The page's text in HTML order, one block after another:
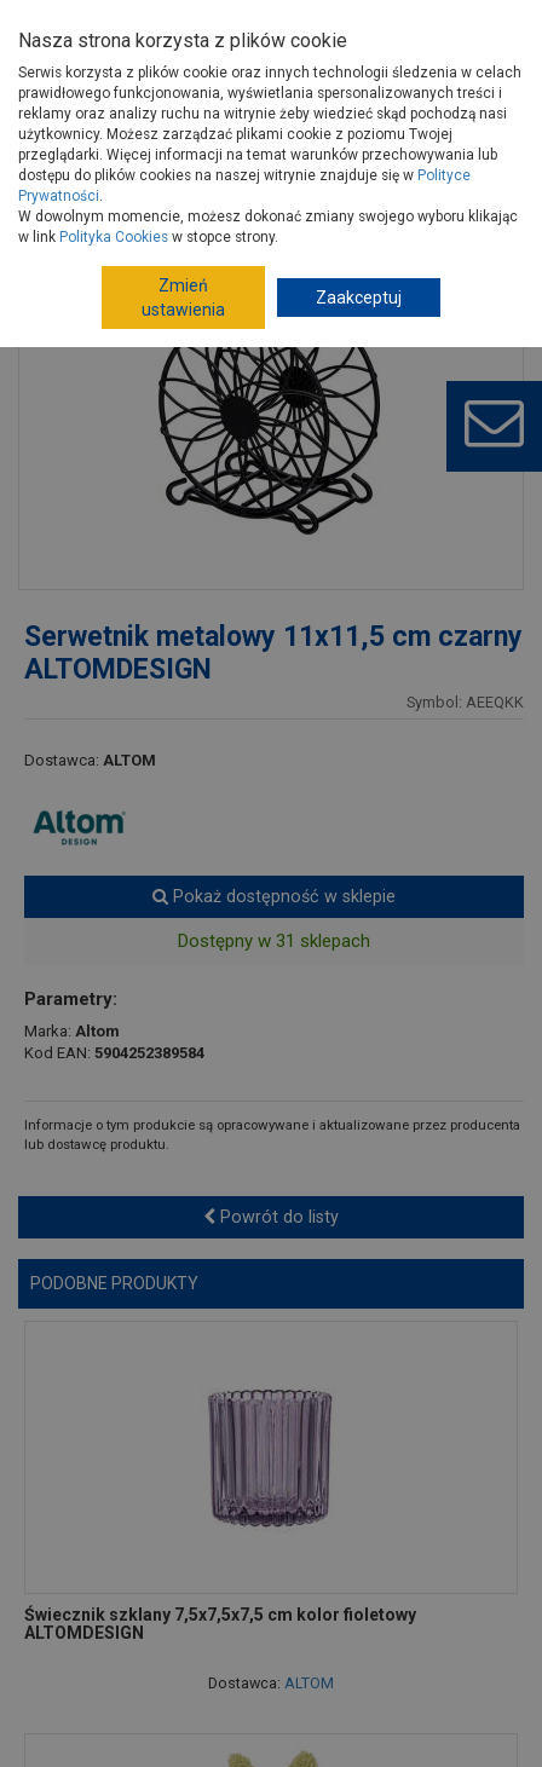
Strona główna Artykuły sezonowe i inne
Artykuły sezonowe
Wielkanoc, wiosna
Wielkanoc, wiosna
Serwetnik metalowy 11x11,5 cm czarny ALTOMDESIGN
Serwetnik metalowy 11x11,5 cm czarny
ALTOMDESIGN
Symbol: AEEQKK
Dostawca: ALTOM
Pokaż dostępność w sklepie
Dostępny w 31 sklepach
Parametry:
Marka: Altom
Kod EAN: 5904252389584
Informacje o tym produkcie są opracowywane i aktualizowane przez producenta
lub dostawcę produktu.
Powrót do listy
PODOBNE PRODUKTY
Świecznik szklany 7,5x7,5x7,5 cm kolor fioletowy
ALTOMDESIGN
Dostawca: ALTOM
Nasza strona korzysta z plików cookie
Serwis korzysta z plików cookie oraz innych technologii śledzenia w celach
prawidłowego funkcjonowania, wyświetlania spersonalizowanych treści i
reklamy oraz analizy ruchu na witrynie żeby wiedzieć skąd pochodzą nasi
użytkownicy. Możesz zarządzać plikami cookie z poziomu Twojej
przeglądarki. Więcej informacji na temat warunków przechowywania lub
dostępu do plików cookies na naszej witrynie znajduje się w Polityce
Prywatności.
W dowolnym momencie, możesz dokonać zmiany swojego wyboru klikając
w link Polityka Cookies w stopce strony.
Zmień
ustawienia
Zaakceptuj